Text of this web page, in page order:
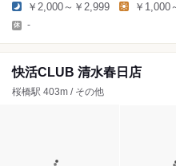
￥2,000～￥2,999 ￥1,000
-
快活CLUB 清水春日店
桜橋駅 403m / その他